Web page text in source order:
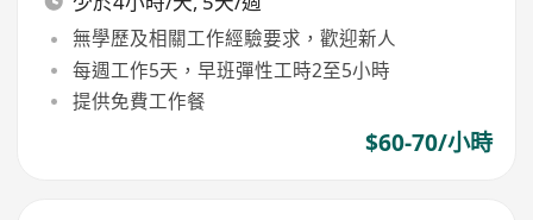
無學歷及相關工作經驗要求，歡迎新人
每週工作5天，早班彈性工時2至5小時
提供免費工作餐
$60-70/小時